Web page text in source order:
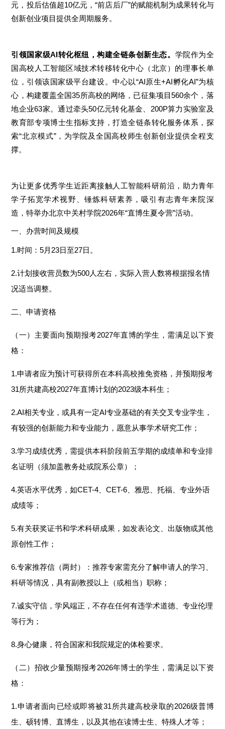
元，投后估值超10亿元，“前店后厂”的赋能机制为成果转化与
创新创业项目提供全周期服务。
引领国家级AI转化枢纽，构建全链条创新生态。 学院作为全
国高校人工智能区域技术转移转化中心（北京）的理事长单
位，引领该国家级平台建设。中心以“AI原生+AI孵化AI”为核
心，构建覆盖全国35所高校的网络，已征集项目560余个，落
地企业63家。通过牵头50亿元转化基金、200P算力实验室及
教育部专项博士生指标支持，打造全链条转化服务体系，探
索“北京模式”，为学院及全国高校师生创新创业提供全程支
撑。
为让更多优秀学生近距离接触人工智能科研前沿，助力青年
学子拓宽学术视野、锤炼科研素养，吸引有志青年来院深
造，特举办北京中关村学院2026年“直博生夏令营”活动。
一、办营时间及规模
1.时间：5月23日至27日。
2.计划接收营员数为500人左右，实际入营人数将根据报名情
况适当调整。
二、申请资格
（一）主要面向预期报考2027年直博的学生，需满足以下资
格：
1.申请者应为预计可获得所在本科高校推免资格，并预期报考
31所共建高校2027年直博计划的2023级本科生；
2.AI相关专业，或具有一定AI专业基础的有关交叉专业学生，
有较强的创新能力和专业能力，愿意从事学术研究工作；
3.学习成绩优秀，需提供本科阶段前五学期的成绩单和专业排
名证明（须加盖教务处或院系公章）；
4.英语水平优秀，如CET-4、CET-6、雅思、托福、专业外语
成绩等；
5.有关获奖证书和学术科研成果，如发表论文、出版物或其他
原创性工作；
6.专家推荐信（两封）：推荐专家需充分了解申请人的学习、
科研等情况，具有副教授以上（或相当）职称；
7.诚实守信，学风端正，不存在任何有违学术道德、专业伦理
等行为；
8.身心健康，符合国家和我院规定的体检要求。
（二）招收少量预期报考2026年博士的学生，需满足以下资
格：
1.申请者面向已经或即将被31所共建高校录取的2026级普博
生、硕转博、直博生，以及其他在读博士生、特殊人才等；